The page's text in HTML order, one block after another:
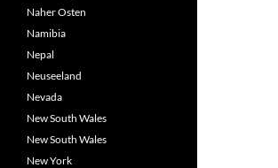
Naher Osten
Namibia
Nepal
Neuseeland
Nevada
New South Wales
New South Wales
New York